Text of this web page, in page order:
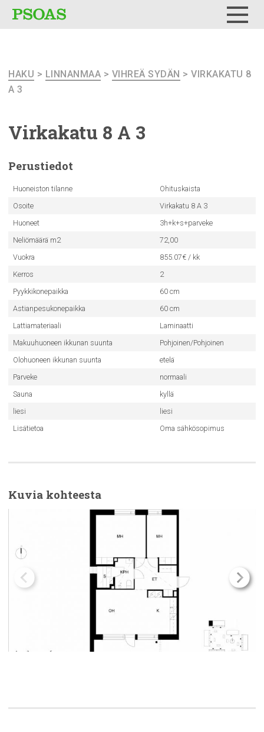
HAKU > LINNANMAA > VIHREÄ SYDÄN > VIRKAKATU 8
A 3
Virkakatu 8 A 3
Perustiedot
Huoneiston tilanne
Ohituskaista
Osoite
Virkakatu 8 A 3
Huoneet
3h+k+s+parveke
Neliömäärä m2
72,00
Vuokra
855.07€ / kk
Kerros
2
Pyykkikonepaikka
60 cm
Astianpesukonepaikka
60 cm
Lattiamateriaali
Laminaatti
Makuuhuoneen ikkunan suunta
Pohjoinen/Pohjoinen
Olohuoneen ikkunan suunta
etelä
Parveke
normaali
Sauna
kyllä
liesi
liesi
Lisätietoa
Oma sähkösopimus
Kuvia kohteesta